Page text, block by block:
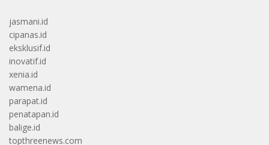
jasmani.id
cipanas.id
eksklusif.id
inovatif.id
xenia.id
wamena.id
parapat.id
penatapan.id
balige.id
topthreenews.com